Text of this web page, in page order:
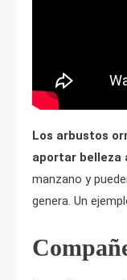
Los arbustos
aportar belleza
manzano y
genera. Un